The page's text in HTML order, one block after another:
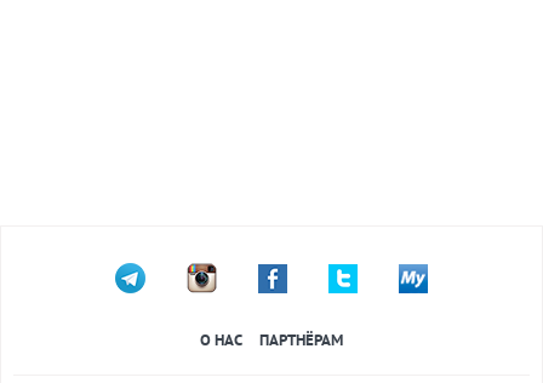
О НАС ПАРТНЁРАМ